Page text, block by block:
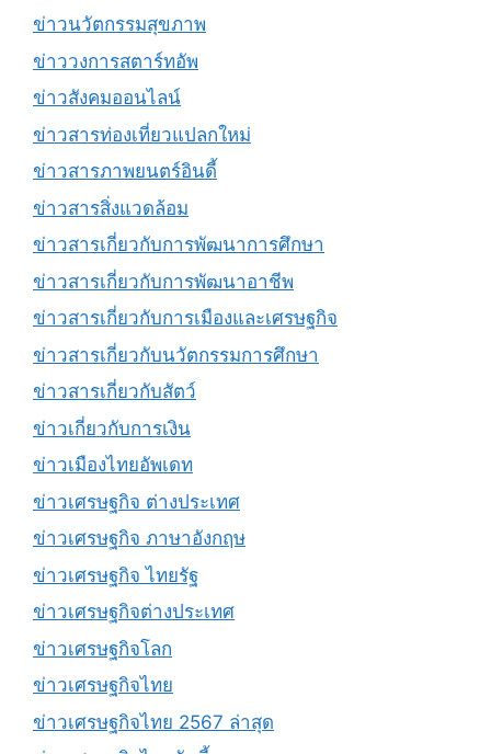
ข่าวนวัตกรรมสุขภาพ
ข่าววงการสตาร์ทอัพ
ข่าวสังคมออนไลน์
ข่าวสารท่องเที่ยวแปลกใหม่
ข่าวสารภาพยนตร์อินดี้
ข่าวสารสิ่งแวดล้อม
ข่าวสารเกี่ยวกับการพัฒนาการศึกษา
ข่าวสารเกี่ยวกับการพัฒนาอาชีพ
ข่าวสารเกี่ยวกับการเมืองและเศรษฐกิจ
ข่าวสารเกี่ยวกับนวัตกรรมการศึกษา
ข่าวสารเกี่ยวกับสัตว์
ข่าวเกี่ยวกับการเงิน
ข่าวเมืองไทยอัพเดท
ข่าวเศรษฐกิจ ต่างประเทศ
ข่าวเศรษฐกิจ ภาษาอังกฤษ
ข่าวเศรษฐกิจ ไทยรัฐ
ข่าวเศรษฐกิจต่างประเทศ
ข่าวเศรษฐกิจโลก
ข่าวเศรษฐกิจไทย
ข่าวเศรษฐกิจไทย 2567 ล่าสุด